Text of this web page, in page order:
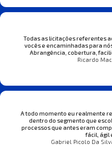
Todas as licitações referentes
vocês e encaminhadas para
Abrangência, cobertura,
Ricardo
A todo momento eu realmente
dentro do segmento que
processos que antes eram
fácil, ágil
Gabriel Picolo Da